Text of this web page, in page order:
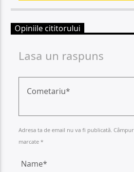
Opiniile cititorului
Lasa un raspuns
Adresa ta de email nu va fi publicată.
marcate *